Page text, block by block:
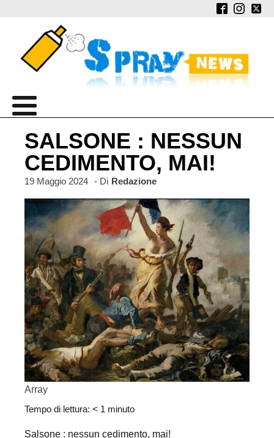
SALSONE : NESSUN
CEDIMENTO, MAI!
19 Maggio 2024 - Di Redazione
Array
Tempo di lettura: < 1 minuto
Salsone : nessun cedimento, mai!